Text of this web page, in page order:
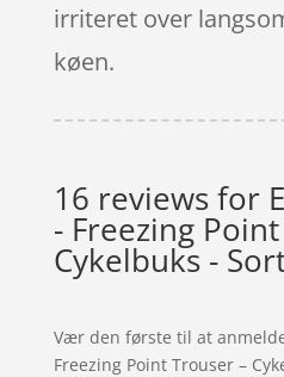
irriteret over
køen.
16 reviews for
- Freezing
Cykelbuks -
Vær den første til at
Freezing Point Trouser –